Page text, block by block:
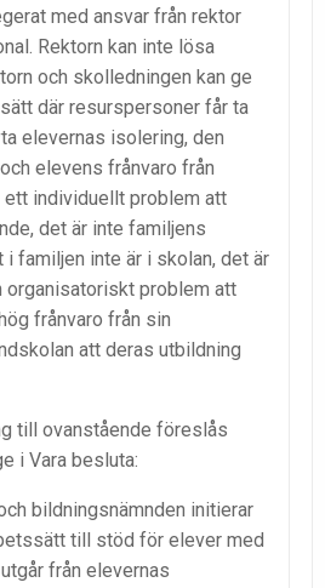
med ansvar från rektor
Rektorn kan inte lösa
och skolledningen kan ge
där resurspersoner får ta
elevernas isolering, den
elevens frånvaro från
ett individuellt problem att
det är inte familjens
i familjen inte är i skolan, det är
problem att
frånvaro från sin
att deras utbildning
till ovanstående föreslås
i Vara besluta:
bildningsnämnden initierar
till stöd för elever med
från elevernas